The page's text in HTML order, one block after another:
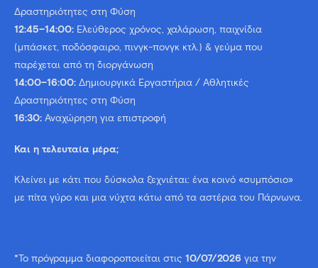
Δραστηριότητες στη Φύση
12:45–14:00: Ελεύθερος χρόνος, χαλάρωση, παιχνίδια
(μπάσκετ, ποδόσφαιρο, πινγκ-πονγκ κτλ.) & γεύμα που
παρέχεται από τη διοργάνωση
14:00–16:00: Δημιουργικά Εργαστήρια / Αθλητικές
Δραστηριότητες στη Φύση
16:30: Αναχώρηση για επιστροφή
Και η τελευταία μέρα;
Κλείνει με κάτι που δύσκολα ξεχνιέται: ένα κοινό «συμπόσιο»
με πίτα γύρο και μια νύχτα κάτω από τα αστέρια του Πάρνωνα.
*Το πρόγραμμα διαφοροποιείται στις 10/07/2026 για την